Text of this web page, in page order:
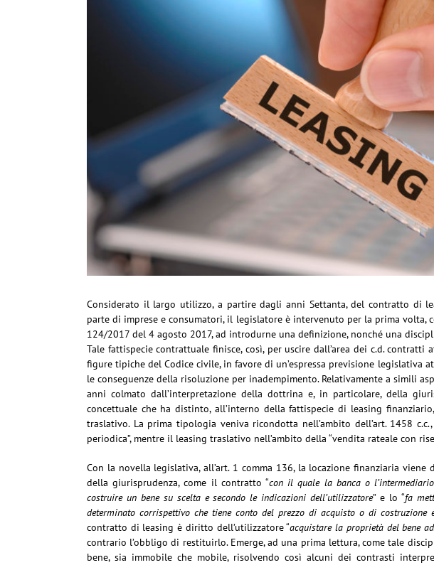
Considerato il largo utilizzo, a partire dagli anni Settanta, del contratto di
parte di imprese e consumatori, il legislatore è intervenuto per la prima volta,
124/2017 del 4 agosto 2017, ad introdurne una definizione, nonché una
Tale fattispecie contrattuale finisce, così, per uscire dall’area dei c.d. contratti
figure tipiche del Codice civile, in favore di un’espressa previsione legislativa
le conseguenze della risoluzione per inadempimento. Relativamente a simili
anni colmato dall’interpretazione della dottrina e, in particolare, della
concettuale che ha distinto, all’interno della fattispecie di leasing
traslativo. La prima tipologia veniva ricondotta nell’ambito dell’art. 1458
periodica”, mentre il leasing traslativo nell’ambito della “vendita rateale con
Con la novella legislativa, all’art. 1 comma 136, la locazione finanziaria
della giurisprudenza, come il contratto “con il quale la banca o
costruire un bene su scelta e secondo le indicazioni dell’utilizzatore” e lo “fa
determinato corrispettivo che tiene conto del prezzo di acquisto o di
contratto di leasing è diritto dell’utilizzatore “acquistare la proprietà del bene
contrario l’obbligo di restituirlo. Emerge, ad una prima lettura, come tale
bene, sia immobile che mobile, risolvendo così alcuni dei contrasti